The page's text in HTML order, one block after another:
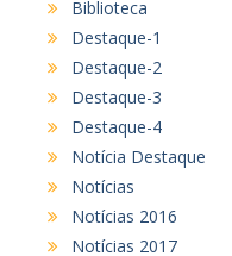
Biblioteca
Destaque-1
Destaque-2
Destaque-3
Destaque-4
Notícia Destaque
Notícias
Notícias 2016
Notícias 2017